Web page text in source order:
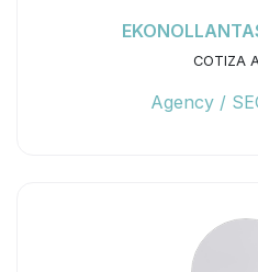
COTIZA
Agency /